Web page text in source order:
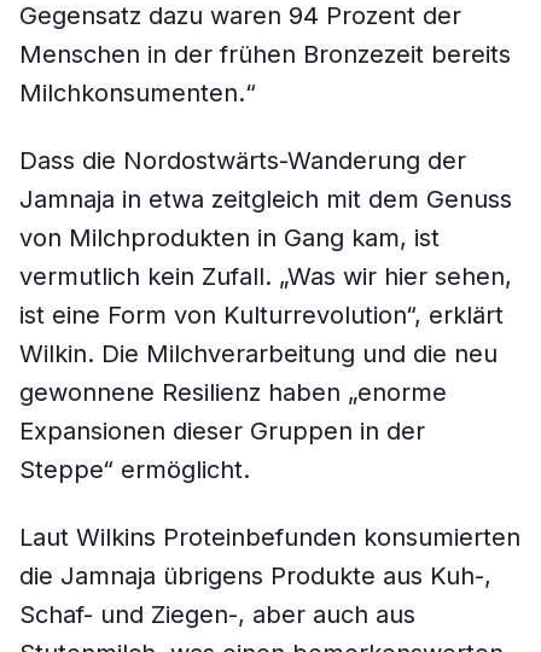
Gegensatz dazu waren 94 Prozent der
Menschen in der frühen Bronzezeit bereits
Milchkonsumenten.“
Dass die Nordostwärts-Wanderung der
Jamnaja in etwa zeitgleich mit dem Genuss
von Milchprodukten in Gang kam, ist
vermutlich kein Zufall. „Was wir hier sehen,
ist eine Form von Kulturrevolution“, erklärt
Wilkin. Die Milchverarbeitung und die neu
gewonnene Resilienz haben „enorme
Expansionen dieser Gruppen in der
Steppe“ ermöglicht.
Laut Wilkins Proteinbefunden konsumierten
die Jamnaja übrigens Produkte aus Kuh-,
Schaf- und Ziegen-, aber auch aus